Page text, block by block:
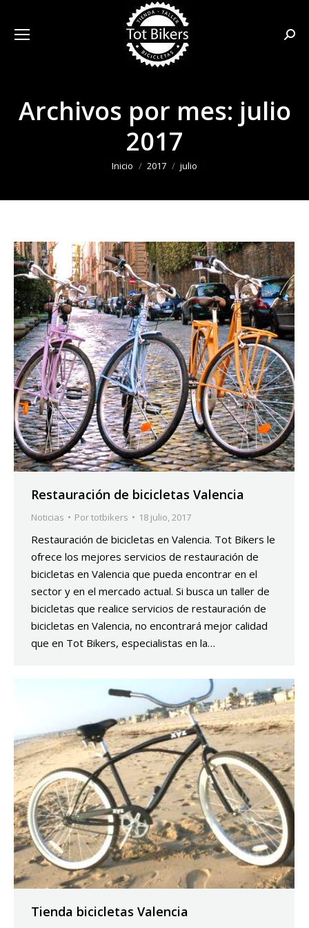
Archivos por mes: julio
2017
Estás aquí:
Inicio 2017 julio
Restauración de bicicletas Valencia
Noticias Portotbikers 18 julio, 2017
Restauración de bicicletas en Valencia. Tot Bikers le
ofrece los mejores servicios de restauración de
bicicletas en Valencia que pueda encontrar en el
sector y en el mercado actual. Si busca un taller de
bicicletas que realice servicios de restauración de
bicicletas en Valencia, no encontrará mejor calidad
que en Tot Bikers, especialistas en la…
Tienda bicicletas Valencia